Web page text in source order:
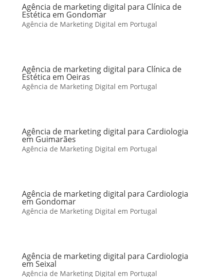
Agência de marketing digital para Clínica de
Estética em Gondomar
Agência de Marketing Digital em Portugal
Agência de marketing digital para Clínica de
Estética em Oeiras
Agência de Marketing Digital em Portugal
Agência de marketing digital para Cardiologia
em Guimarães
Agência de Marketing Digital em Portugal
Agência de marketing digital para Cardiologia
em Gondomar
Agência de Marketing Digital em Portugal
Agência de marketing digital para Cardiologia
em Seixal
Agência de Marketing Digital em Portugal